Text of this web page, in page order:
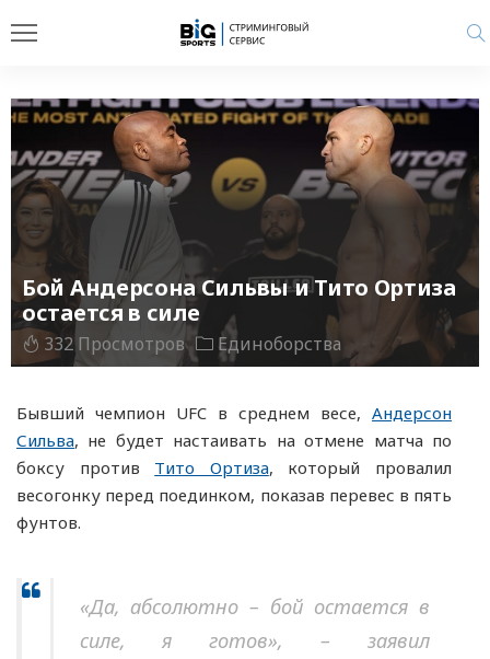
Бой Андерсона Сильвы и Тито Ортиза
остается в силе
332 Просмотров Единоборства
Бывший чемпион UFC в среднем весе, Андерсон
Сильва, не будет настаивать на отмене матча по
боксу против Тито Ортиза, который провалил
весогонку перед поединком, показав перевес в пять
фунтов.
«Да, абсолютно – бой остается в
силе, я готов», – заявил